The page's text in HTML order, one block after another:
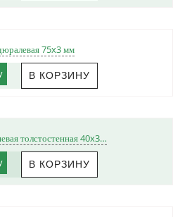
75x3 мм
толстостенная 40x3…